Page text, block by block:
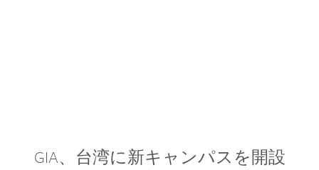
GIA、台湾に新キャンパスを開設